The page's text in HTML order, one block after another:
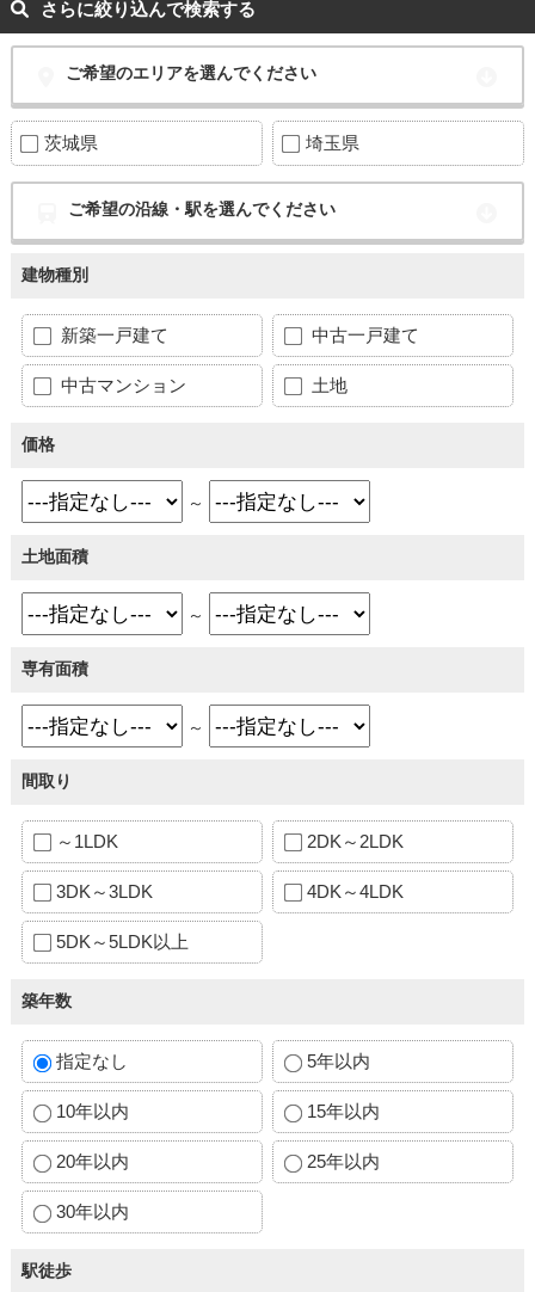
さらに絞り込んで検索する
ご希望のエリアを選んでください
茨城県 埼玉県
ご希望の沿線・駅を選んでください
建物種別
新築一戸建て 中古一戸建て
中古マンション 土地
価格
～
土地面積
～
専有面積
～
間取り
～1LDK 2DK～2LDK
3DK～3LDK 4DK～4LDK
5DK～5LDK以上
築年数
指定なし 5年以内
10年以内 15年以内
20年以内 25年以内
30年以内
駅徒歩